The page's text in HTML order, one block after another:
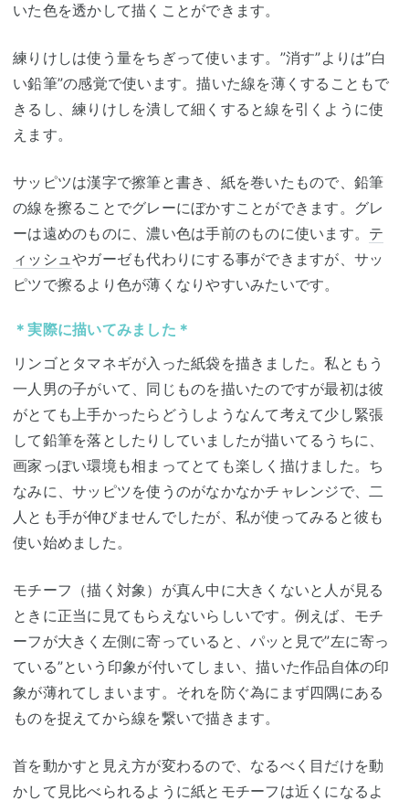
いた色を透かして描くことができます。
練りけしは使う量をちぎって使います。”消す”よりは”白
い鉛筆”の感覚で使います。描いた線を薄くすることもで
きるし、練りけしを潰して細くすると線を引くように使
えます。
サッピツは漢字で擦筆と書き、紙を巻いたもので、鉛筆
の線を擦ることでグレーにぼかすことができます。グレ
ーは遠めのものに、濃い色は手前のものに使います。 テ
ィッシュやガーゼも代わりにする事ができますが、サッ
ピツで擦るより色が薄くなりやすいみたいです。
＊実際に描いてみました＊
リンゴとタマネギが入った紙袋を描きました。私ともう
一人男の子がいて、同じものを描いたのですが最初は彼
がとても上手かったらどうしようなんて考えて少し緊張
して鉛筆を落としたりしていましたが描いてるうちに、
画家っぽい環境も相まってとても楽しく描けました。ち
なみに、サッピツを使うのがなかなかチャレンジで、二
人とも手が伸びませんでしたが、私が使ってみると彼も
使い始めました。
モチーフ（描く対象）が真ん中に大きくないと人が見る
ときに正当に見てもらえないらしいです。例えば、モチ
ーフが大きく左側に寄っていると、パッと見で”左に寄っ
ている”という印象が付いてしまい、描いた作品自体の印
象が薄れてしまいます。それを防ぐ為にまず四隅にある
ものを捉えてから線を繋いで描きます。
首を動かすと見え方が変わるので、なるべく目だけを動
かして見比べられるように紙とモチーフは近くになるよ